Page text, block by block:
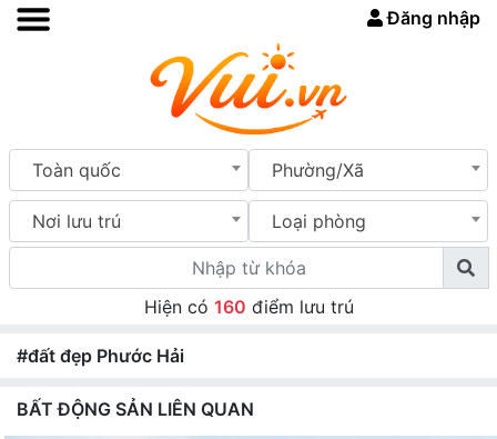
Đăng nhập
Toàn quốc Phường/Xã
Nơi lưu trú Loại phòng
Hiện có 160 điểm lưu trú
#đất đẹp Phước Hải
BẤT ĐỘNG SẢN LIÊN QUAN